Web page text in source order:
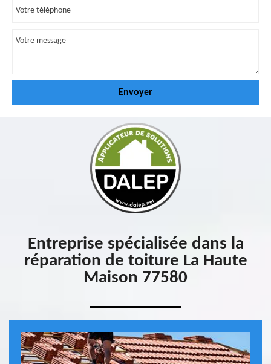
Entreprise spécialisée dans la
réparation de toiture La Haute
Maison 77580